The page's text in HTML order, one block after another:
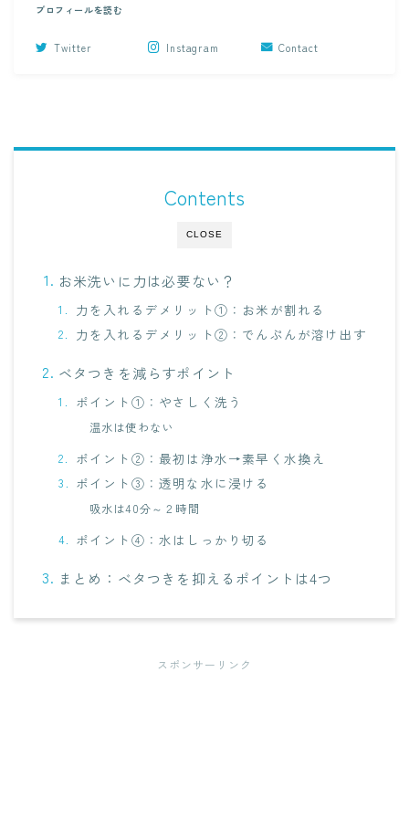
プロフィールを読む
Twitter Instagram Contact
CLOSE
Contents
お米洗いに力は必要ない？
力を入れるデメリット①：お米が割れる
力を入れるデメリット②：でんぷんが溶け出す
ベタつきを減らすポイント
ポイント①：やさしく洗う
温水は使わない
ポイント②：最初は浄水→素早く水換え
ポイント③：透明な水に浸ける
吸水は40分～２時間
ポイント④：水はしっかり切る
まとめ：ベタつきを抑えるポイントは4つ
スポンサーリンク